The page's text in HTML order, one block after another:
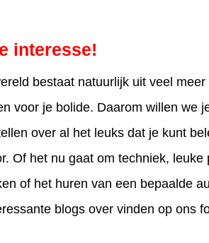
interesse!
bestaat natuurlijk uit veel meer
voor je bolide. Daarom willen we
over al het leuks dat je kunt
Of het nu gaat om techniek, leuke
of het huren van een bepaalde
blogs over vinden op ons